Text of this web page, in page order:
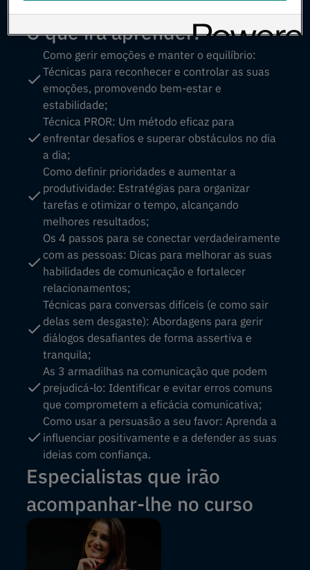
O que irá aprender:
Como gerir emoções e manter o equilíbrio:
Técnicas para reconhecer e controlar as suas
emoções, promovendo bem-estar e
estabilidade;
Técnica PROR: Um método eficaz para
enfrentar desafios e superar obstáculos no dia
a dia;
Como definir prioridades e aumentar a
produtividade: Estratégias para organizar
tarefas e otimizar o tempo, alcançando
melhores resultados;
Os 4 passos para se conectar verdadeiramente
com as pessoas: Dicas para melhorar as suas
habilidades de comunicação e fortalecer
relacionamentos;
Técnicas para conversas difíceis (e como sair
delas sem desgaste): Abordagens para gerir
diálogos desafiantes de forma assertiva e
tranquila;
As 3 armadilhas na comunicação que podem
prejudicá-lo: Identificar e evitar erros comuns
que comprometem a eficácia comunicativa;
Como usar a persuasão a seu favor: Aprenda a
influenciar positivamente e a defender as suas
ideias com confiança.
Especialistas que irão
acompanhar-lhe no curso